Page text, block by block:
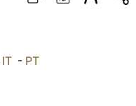
IT- PT